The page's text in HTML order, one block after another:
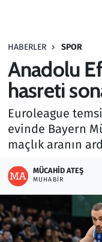
HABERLER SPOR
Anadolu
hasreti
Euroleague
evinde Bayern
maçlık aranın
MÜCAHID ATEŞ
MUHABIR
Haber
Kültür Sanat
Kurumsal
Lezzet Durağı
Memur ve
Oyun